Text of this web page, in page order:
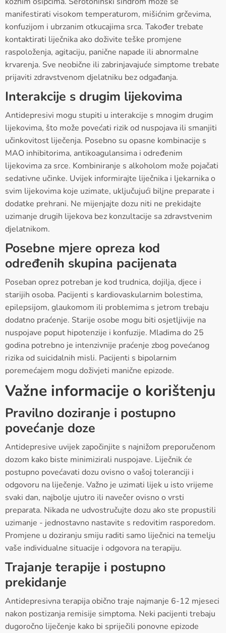
manifestirati visokom temperaturom, mišićnim grčevima,
konfuzijom i ubrzanim otkucajima srca. Također trebate
kontaktirati liječnika ako doživite teške promjene
raspoloženja, agitaciju, panične napade ili abnormalne
krvarenja. Sve neobične ili zabrinjavajuće simptome trebate
prijaviti zdravstvenom djelatniku bez odgađanja.
Interakcije s drugim lijekovima
Antidepresivi mogu stupiti u interakcije s mnogim drugim
lijekovima, što može povećati rizik od nuspojava ili smanjiti
učinkovitost liječenja. Posebno su opasne kombinacije s
MAO inhibitorima, antikoagulansima i određenim
lijekovima za srce. Kombiniranje s alkoholom može pojačati
sedativne učinke. Uvijek informirajte liječnika i ljekarnika o
svim lijekovima koje uzimate, uključujući biljne preparate i
dodatke prehrani. Ne mijenjajte dozu niti ne prekidajte
uzimanje drugih lijekova bez konzultacije sa zdravstvenim
djelatnikom.
Posebne mjere opreza kod
određenih skupina pacijenata
Poseban oprez potreban je kod trudnica, dojilja, djece i
starijih osoba. Pacijenti s kardiovaskularnim bolestima,
epilepsijom, glaukomom ili problemima s jetrom trebaju
dodatno praćenje. Starije osobe mogu biti osjetljivije na
nuspojave poput hipotenzije i konfuzije. Mladima do 25
godina potrebno je intenzivnije praćenje zbog povećanog
rizika od suicidalnih misli. Pacijenti s bipolarnim
poremećajem mogu doživjeti manične epizode.
Važne informacije o korištenju
Pravilno doziranje i postupno
povećanje doze
Antidepresive uvijek započinjite s najnižom preporučenom
dozom kako biste minimizirali nuspojave. Liječnik će
postupno povećavati dozu ovisno o vašoj toleranciji i
odgovoru na liječenje. Važno je uzimati lijek u isto vrijeme
svaki dan, najbolje ujutro ili navečer ovisno o vrsti
preparata. Nikada ne udvostručujte dozu ako ste propustili
uzimanje - jednostavno nastavite s redovitim rasporedom.
Promjene u doziranju smiju raditi samo liječnici na temelju
vaše individualne situacije i odgovora na terapiju.
Trajanje terapije i postupno
prekidanje
Antidepresivna terapija obično traje najmanje 6-12 mjeseci
nakon postizanja remisije simptoma. Neki pacijenti trebaju
dugoročno liječenje kako bi spriječili ponovne epizode